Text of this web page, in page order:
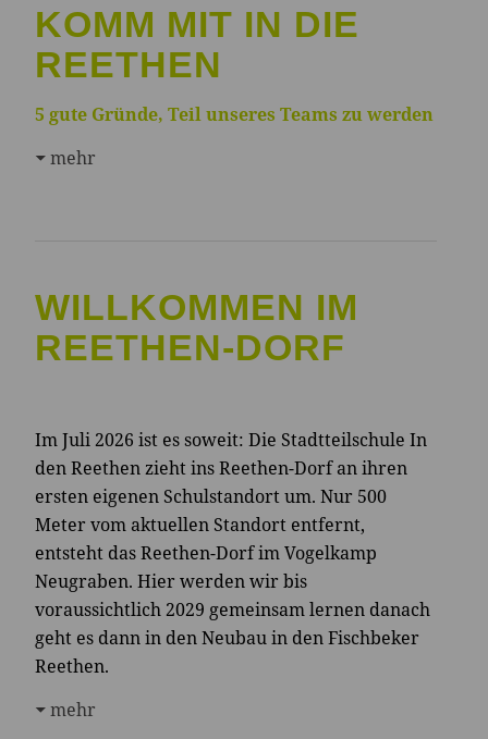
KOMM MIT IN DIE
REETHEN
5 gute Gründe, Teil unseres Teams zu werden
mehr
WILLKOMMEN IM
REETHEN-DORF
Im Juli 2026 ist es soweit: Die Stadtteilschule In
den Reethen zieht ins Reethen-Dorf an ihren
ersten eigenen Schulstandort um. Nur 500
Meter vom aktuellen Standort entfernt,
entsteht das Reethen-Dorf im Vogelkamp
Neugraben. Hier werden wir bis
voraussichtlich 2029 gemeinsam lernen danach
geht es dann in den Neubau in den Fischbeker
Reethen.
mehr